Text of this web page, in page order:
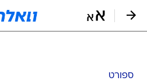
ספורט